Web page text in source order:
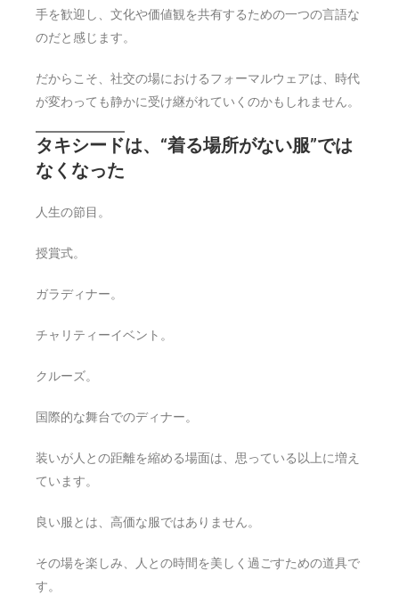
手を歓迎し、文化や価値観を共有するための一つの言語な
のだと感じます。
だからこそ、社交の場におけるフォーマルウェアは、時代
が変わっても静かに受け継がれていくのかもしれません。
タキシードは、“着る場所がない服”では
なくなった
人生の節目。
授賞式。
ガラディナー。
チャリティーイベント。
クルーズ。
国際的な舞台でのディナー。
装いが人との距離を縮める場面は、思っている以上に増え
ています。
良い服とは、高価な服ではありません。
その場を楽しみ、人との時間を美しく過ごすための道具で
す。